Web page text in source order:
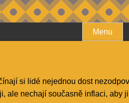
Menu
si lidé nejednou dost
ale nechají současně inflaci, aby